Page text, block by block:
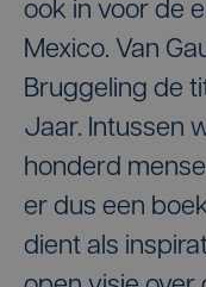
ook in voor de
Mexico. Van
Bruggeling de
Jaar. Intussen
honderd
er dus een
dient als